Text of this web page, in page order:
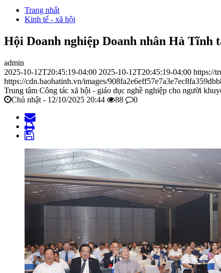
Trang nhất
Kinh tế - xã hội
Hội Doanh nghiệp Doanh nhân Hà
admin
2025-10-12T20:45:19-04:00 2025-10-12T20:45:19-04:00 https://
https://cdn.baohatinh.vn/images/
Trung tâm Công tác xã hội - giáo dục nghề nghiệp cho người
Chủ nhật - 12/10/2025 20:44
88 0